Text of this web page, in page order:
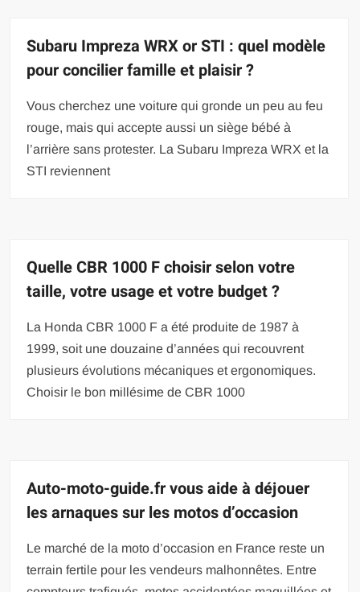
Subaru Impreza WRX or STI : quel modèle
pour concilier famille et plaisir ?
Vous cherchez une voiture qui gronde un peu au feu
rouge, mais qui accepte aussi un siège bébé à
l’arrière sans protester. La Subaru Impreza WRX et la
STI reviennent
Quelle CBR 1000 F choisir selon votre
taille, votre usage et votre budget ?
La Honda CBR 1000 F a été produite de 1987 à
1999, soit une douzaine d’années qui recouvrent
plusieurs évolutions mécaniques et ergonomiques.
Choisir le bon millésime de CBR 1000
Auto-moto-guide.fr vous aide à déjouer
les arnaques sur les motos d’occasion
Le marché de la moto d’occasion en France reste un
terrain fertile pour les vendeurs malhonnêtes. Entre